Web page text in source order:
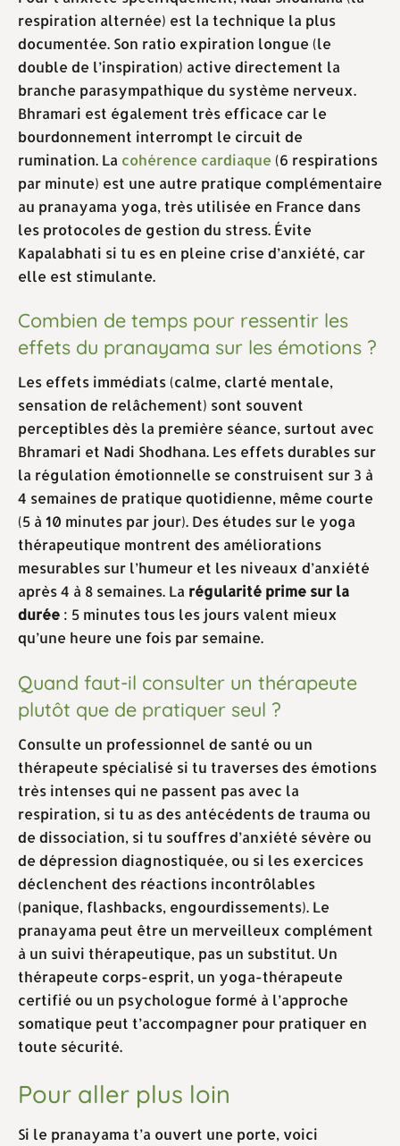
respiration alternée) est la technique la plus
documentée. Son ratio expiration longue (le
double de l’inspiration) active directement la
branche parasympathique du système nerveux.
Bhramari est également très efficace car le
bourdonnement interrompt le circuit de
rumination. La cohérence cardiaque (6 respirations
par minute) est une autre pratique complémentaire
au pranayama yoga, très utilisée en France dans
les protocoles de gestion du stress. Évite
Kapalabhati si tu es en pleine crise d’anxiété, car
elle est stimulante.
Combien de temps pour ressentir les
effets du pranayama sur les émotions ?
Les effets immédiats (calme, clarté mentale,
sensation de relâchement) sont souvent
perceptibles dès la première séance, surtout avec
Bhramari et Nadi Shodhana. Les effets durables sur
la régulation émotionnelle se construisent sur 3 à
4 semaines de pratique quotidienne, même courte
(5 à 10 minutes par jour). Des études sur le yoga
thérapeutique montrent des améliorations
mesurables sur l’humeur et les niveaux d’anxiété
après 4 à 8 semaines. La régularité prime sur la
durée : 5 minutes tous les jours valent mieux
qu’une heure une fois par semaine.
Quand faut-il consulter un thérapeute
plutôt que de pratiquer seul ?
Consulte un professionnel de santé ou un
thérapeute spécialisé si tu traverses des émotions
très intenses qui ne passent pas avec la
respiration, si tu as des antécédents de trauma ou
de dissociation, si tu souffres d’anxiété sévère ou
de dépression diagnostiquée, ou si les exercices
déclenchent des réactions incontrôlables
(panique, flashbacks, engourdissements). Le
pranayama peut être un merveilleux complément
à un suivi thérapeutique, pas un substitut. Un
thérapeute corps-esprit, un yoga-thérapeute
certifié ou un psychologue formé à l’approche
somatique peut t’accompagner pour pratiquer en
toute sécurité.
Pour aller plus loin
Si le pranayama t’a ouvert une porte, voici